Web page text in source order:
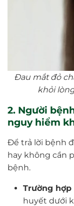
Đau mắt đỏ
khỏi
2. Người
nguy hiểm
Để trả lời bệnh
hay không cần
bệnh.
Trường
huyết dưới